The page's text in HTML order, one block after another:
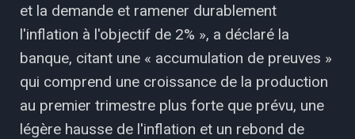
et la demande et ramener durablement
l'inflation à l'objectif de 2% », a déclaré la
banque, citant une « accumulation de preuves »
qui comprend une croissance de la production
au premier trimestre plus forte que prévu, une
légère hausse de l'inflation et un rebond de